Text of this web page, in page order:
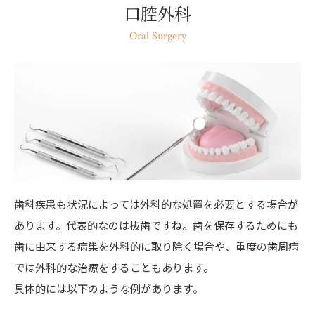
院長紹介
ブログ
口腔外科
Oral Surgery
歯科疾患も状況によっては外科的な処置を必要とする場合が
あります。代表的なのは抜歯ですね。歯を保存するためにも
歯に由来する病巣を外科的に取り除く場合や、重度の歯周病
では外科的な治療をすることもあります。
具体的には以下のような例があります。